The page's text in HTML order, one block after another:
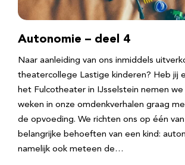
Autonomie – deel 4
Naar aanleiding van ons inmiddels
theatercollege Lastige kinderen? Heb jij
het Fulcotheater in IJsselstein nemen
weken in onze omdenkverhalen graag
de opvoeding. We richten ons op één
belangrijke behoeften van een kind:
namelijk ook meteen de…